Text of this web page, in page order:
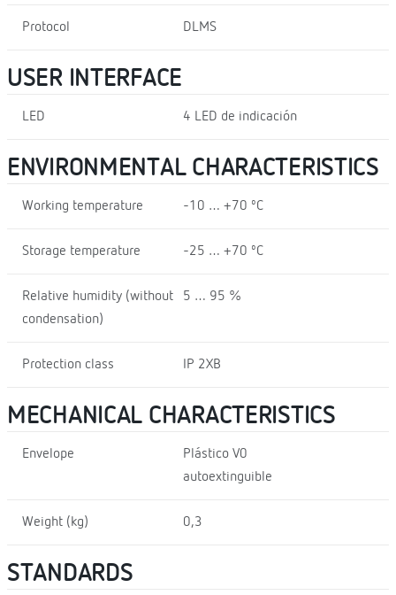
Protocol DLMS
USER INTERFACE
LED 4 LED de indicación
ENVIRONMENTAL CHARACTERISTICS
Working temperature -10 … +70 ºC
Storage temperature -25 … +70 ºC
Relative humidity (without
condensation)
5 … 95 %
Protection class IP 2XB
MECHANICAL CHARACTERISTICS
Envelope
Plástico V0
autoextinguible
Weight (kg) 0,3
STANDARDS